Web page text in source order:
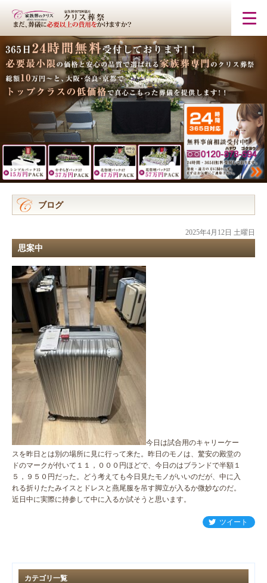
ブログ
2025年4月12日 土曜日
思案中
今日は試合用のキャリーケー
スを昨日とは別の場所に見に行って来た。昨日のモノは、驚安の殿堂の
ドのマークが付いて１１，０００円ほどで、今日のはブランドで半額１
５，９５０円だった。どう考えても今日見たモノがいいのだが、中に入
れる折りたたみイスとドレスと燕尾服を吊す脚立が入るか微妙なのだ。
近日中に実際に持参して中に入るか試そうと思います。
ツイート
カテゴリ一覧